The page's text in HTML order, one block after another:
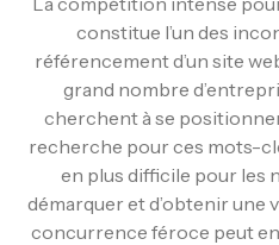
constitue l’un des
référencement d’un site
grand nombre
cherchent à se
recherche pour ces mots-
en plus difficile pour les
démarquer et d’obtenir une
concurrence féroce peut